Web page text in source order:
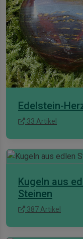
Edelstein-
33 Artikel
Kugeln aus
Steinen
387 Artikel